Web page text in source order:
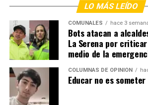
LO MÁS LEÍDO
COMUNALES hace 3
Bots atacan a
La Serena por
medio de la
COLUMNAS DE OPINIÓN
Educar no es someter